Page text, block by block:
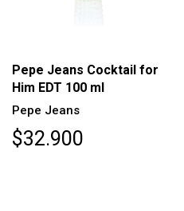
Pepe Jeans Cocktail for
Him EDT 100 ml
Pepe Jeans
$32.900